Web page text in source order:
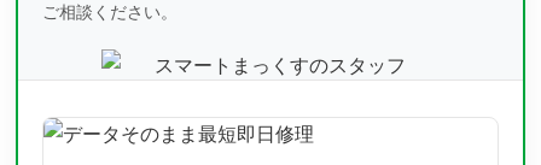
ご相談ください。